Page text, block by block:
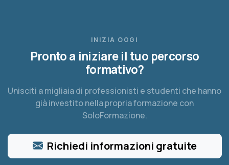
INIZIA OGGI
Pronto a iniziare il tuo percorso
formativo?
Unisciti a migliaia di professionisti e studenti che hanno
già investito nella propria formazione con
SoloFormazione.
Richiedi informazioni gratuite